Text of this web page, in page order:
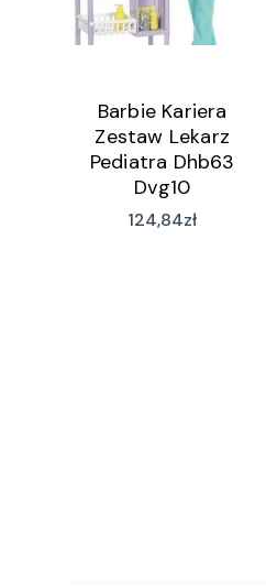
Barbie Kariera
Zestaw Lekarz
Pediatra Dhb63
Dvg10
124,84zł